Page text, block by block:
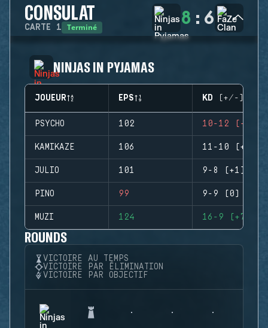
CONSULAT
CARTE 1 Terminé 8 : 6
NINJAS IN PYJAMAS
JOUEUR EPS KD (+/-)
PSYCHO 102 10-12 (-2)
KAMIKAZE 106 11-10 (+1)
JULIO 101 9-8 (+1)
PINO 99 9-9 (0)
MUZI 124 16-9 (+7)
ROUNDS
VICTOIRE AU TEMPS
VICTOIRE PAR ÉLIMINATION
VICTOIRE PAR OBJECTIF